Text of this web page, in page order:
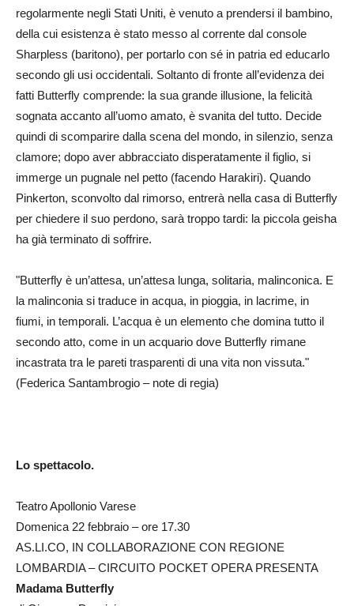
regolarmente negli Stati Uniti, è venuto a prendersi il bambino,
della cui esistenza è stato messo al corrente dal console
Sharpless (baritono), per portarlo con sé in patria ed educarlo
secondo gli usi occidentali. Soltanto di fronte all’evidenza dei
fatti Butterfly comprende: la sua grande illusione, la felicità
sognata accanto all’uomo amato, è svanita del tutto. Decide
quindi di scomparire dalla scena del mondo, in silenzio, senza
clamore; dopo aver abbracciato disperatamente il figlio, si
immerge un pugnale nel petto (facendo Harakiri). Quando
Pinkerton, sconvolto dal rimorso, entrerà nella casa di Butterfly
per chiedere il suo perdono, sarà troppo tardi: la piccola geisha
ha già terminato di soffrire.
"Butterfly è un’attesa, un’attesa lunga, solitaria, malinconica. E
la malinconia si traduce in acqua, in pioggia, in lacrime, in
fiumi, in temporali. L’acqua è un elemento che domina tutto il
secondo atto, come in un acquario dove Butterfly rimane
incastrata tra le pareti trasparenti di una vita non vissuta."
(Federica Santambrogio – note di regia)
Lo spettacolo.
Teatro Apollonio Varese
Domenica 22 febbraio – ore 17.30
AS.LI.CO, IN COLLABORAZIONE CON REGIONE
LOMBARDIA – CIRCUITO POCKET OPERA PRESENTA
Madama Butterfly